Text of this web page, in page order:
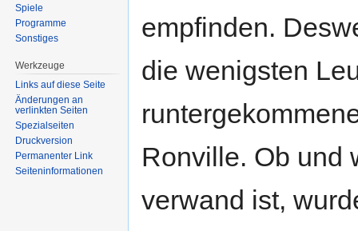
empfinden.
die wenigsten
Ronville. Ob und
verwand ist,
Spiele
Programme
Sonstiges
Werkzeuge
Links auf diese Seite
Änderungen an
verlinkten Seiten
Spezialseiten
Druckversion
Permanenter Link
Seiten­informationen